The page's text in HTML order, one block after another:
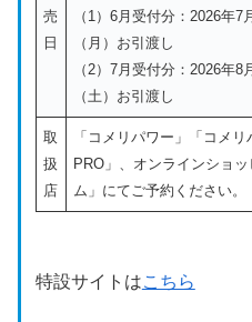
売
日
（1）6月受付分：2026年
（月）お引渡し
（2）7月受付分：2026年
（土）お引渡し
取
扱
店
「コメリパワー」「コメ
PRO」、オンラインショ
ム」にてご予約ください。
特設サイトはこちら